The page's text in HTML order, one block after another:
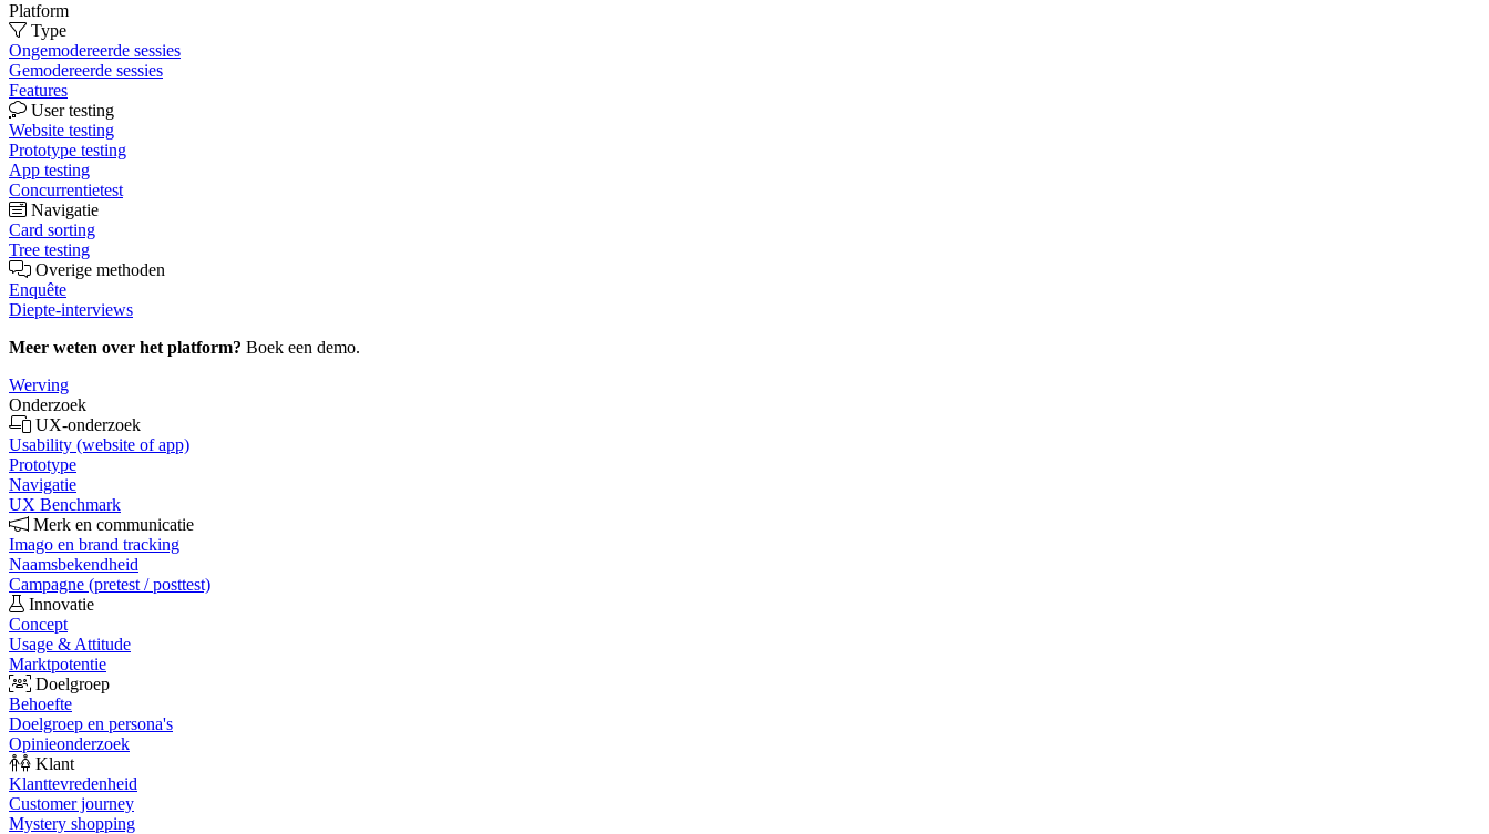
Platform
Type
Ongemodereerde sessies
Gemodereerde sessies
Features
User testing
Website testing
Prototype testing
App testing
Concurrentietest
Navigatie
Card sorting
Tree testing
Overige methoden
Enquête
Diepte-interviews
Meer weten over het platform? Boek een demo.
Werving
Onderzoek
UX-onderzoek
Usability (website of app)
Prototype
Navigatie
UX Benchmark
Merk en communicatie
Imago en brand tracking
Naamsbekendheid
Campagne (pretest / posttest)
Innovatie
Concept
Usage & Attitude
Marktpotentie
Doelgroep
Behoefte
Doelgroep en persona's
Opinieonderzoek
Klant
Klanttevredenheid
Customer journey
Mystery shopping